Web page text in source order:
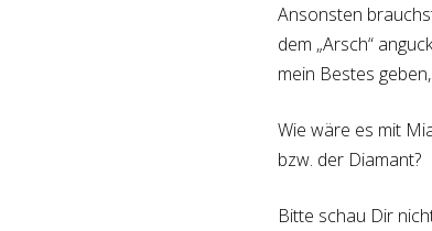
Ansonsten
dem „Arsch“
mein Bestes
Wie wäre es mit
bzw. der Diamant?
Bitte schau Dir